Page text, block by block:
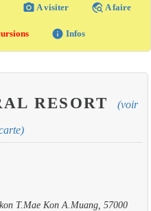
photo_camera A visiter travel_explore A faire
info Infos
RESORT (voir
T.Mae Kon A.Muang, 57000